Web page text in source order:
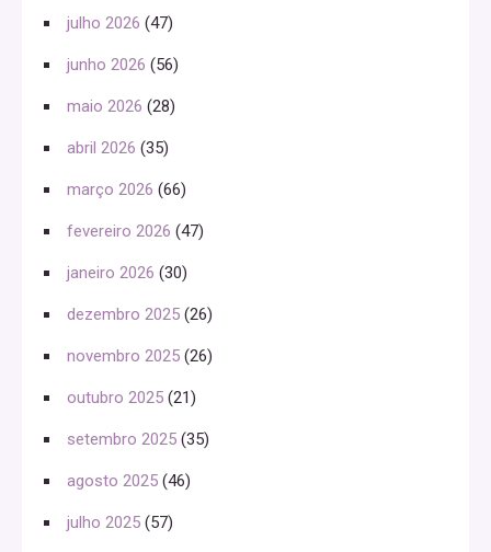
julho 2026 (47)
junho 2026 (56)
maio 2026 (28)
abril 2026 (35)
março 2026 (66)
fevereiro 2026 (47)
janeiro 2026 (30)
dezembro 2025 (26)
novembro 2025 (26)
outubro 2025 (21)
setembro 2025 (35)
agosto 2025 (46)
julho 2025 (57)